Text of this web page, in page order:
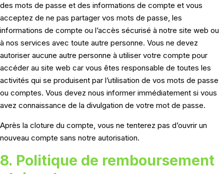
des mots de passe et des informations de compte et vous
acceptez de ne pas partager vos mots de passe, les
informations de compte ou l’accès sécurisé à notre site web ou
à nos services avec toute autre personne. Vous ne devez
autoriser aucune autre personne à utiliser votre compte pour
accéder au site web car vous êtes responsable de toutes les
activités qui se produisent par l’utilisation de vos mots de passe
ou comptes. Vous devez nous informer immédiatement si vous
avez connaissance de la divulgation de votre mot de passe.
Après la cloture du compte, vous ne tenterez pas d’ouvrir un
nouveau compte sans notre autorisation.
8. Politique de remboursement